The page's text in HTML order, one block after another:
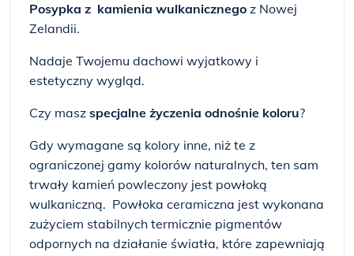
Posypka z kamienia wulkanicznego z Nowej
Zelandii.
Nadaje Twojemu dachowi wyjatkowy i
estetyczny wygląd.
Czy masz specjalne życzenia odnośnie koloru?
Gdy wymagane są kolory inne, niż te z
ograniczonej gamy kolorów naturalnych, ten sam
trwały kamień powleczony jest powłoką
wulkaniczną. Powłoka ceramiczna jest wykonana
zużyciem stabilnych termicznie pigmentów
odpornych na działanie światła, które zapewniają